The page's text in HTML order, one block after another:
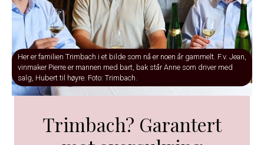
Her er familien Trimbach i et bilde som nå er noen år gammelt. F.v. Jean,
vinmaker Pierre er mannen med bart, bak står Anne som driver med
salg, Hubert til høyre. Foto: Trimbach.
Trimbach? Garantert